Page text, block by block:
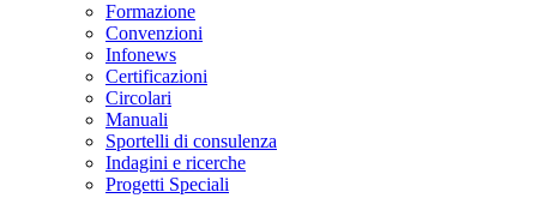
Formazione
Convenzioni
Infonews
Certificazioni
Circolari
Manuali
Sportelli di consulenza
Indagini e ricerche
Progetti Speciali